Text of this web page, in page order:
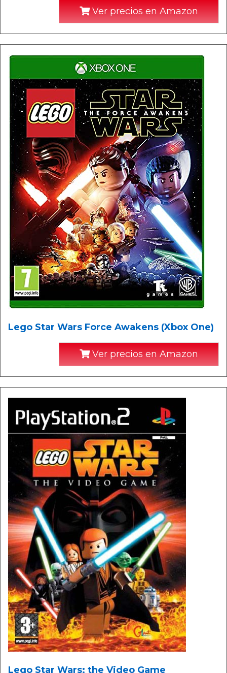
Ver precios en Amazon
Lego Star Wars Force Awakens (Xbox One)
Ver precios en Amazon
Lego Star Wars: the Video Game